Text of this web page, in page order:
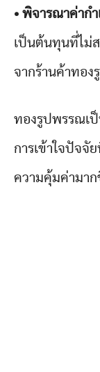
• พิจารณาค่าก
เป็นต้นทุนที่ไม่ส
จากร้านค้าทอง
ทองรูปพรรณเ
การเข้าใจปัจจั
ความคุ้มค่ามาก